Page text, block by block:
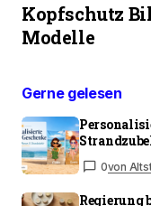
Kopfschutz
Modelle
Gerne gelesen
0von
Regierung